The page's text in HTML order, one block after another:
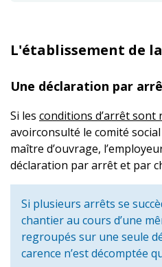
L'établissement de
Une déclaration par
Si les conditions d’arrêt sont
avoirconsulté le comité
maître d’ouvrage,
déclaration par arrêt et par
Si plusieurs arrêts se
chantier au cours d’une
regroupés sur une seule
carence n’est décomptée